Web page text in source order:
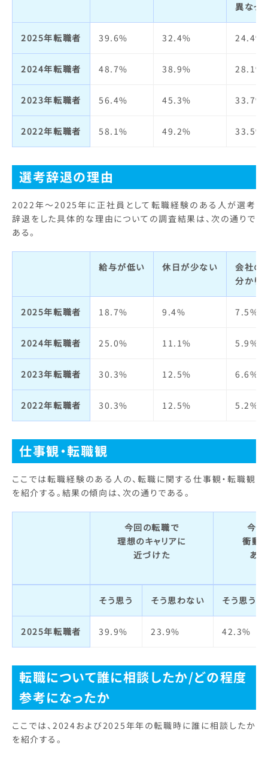
異なっ
2025年転職者 39.6% 32.4% 24.4%
2024年転職者 48.7% 38.9% 28.1%
2023年転職者 56.4% 45.3% 33.7%
2022年転職者 58.1% 49.2% 33.5%
選考辞退の理由
2022年～2025年に正社員として転職経験のある人が選考
辞退をした具体的な理由についての調査結果は、次の通りで
ある。
給与が低い 休日が少ない
会社の
分かり
2025年転職者 18.7% 9.4% 7.5%
2024年転職者 25.0% 11.1% 5.9%
2023年転職者 30.3% 12.5% 6.6%
2022年転職者 30.3% 12.5% 5.2%
仕事観・転職観
ここでは転職経験のある人の、転職に関する仕事観・転職観
を紹介する。結果の傾向は、次の通りである。
今回の転職で
理想のキャリアに
近づけた
今回
衝動
あ
そう思う そう思わない そう思う
2025年転職者 39.9% 23.9% 42.3%
転職について誰に相談したか/どの程度
参考になったか
ここでは、2024および2025年年の転職時に誰に相談したか
を紹介する。